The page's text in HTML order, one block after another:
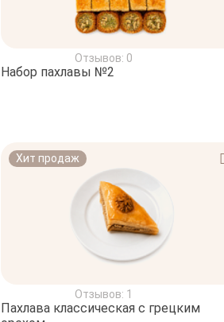
Отзывов: 0
Набор пахлавы №2
Хит продаж
Отзывов: 1
Пахлава классическая с грецким